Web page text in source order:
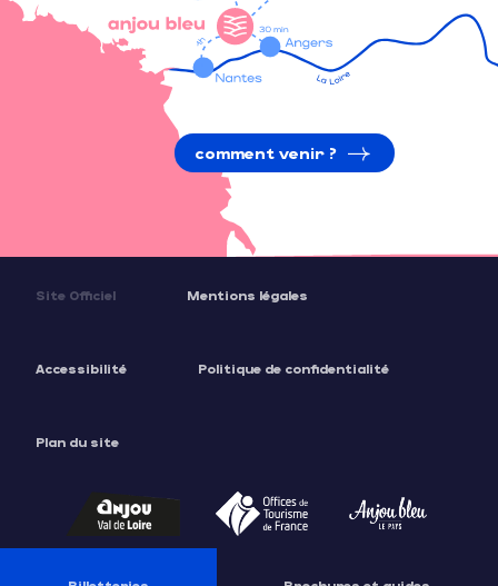
Description
comment venir ?
Site Officiel Mentions légales
Accessibilité Politique de confidentialité
Plan du site